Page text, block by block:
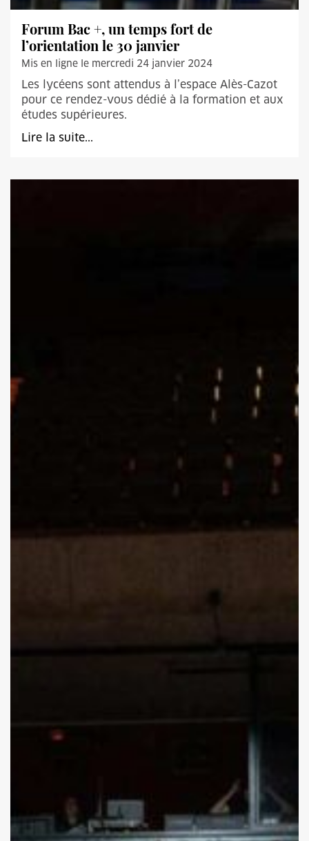
Forum Bac +, un temps fort de
l’orientation le 30 janvier
Mis en ligne le mercredi 24 janvier 2024
Les lycéens sont attendus à l’espace Alès-Cazot
pour ce rendez-vous dédié à la formation et aux
études supérieures.
Lire la suite...